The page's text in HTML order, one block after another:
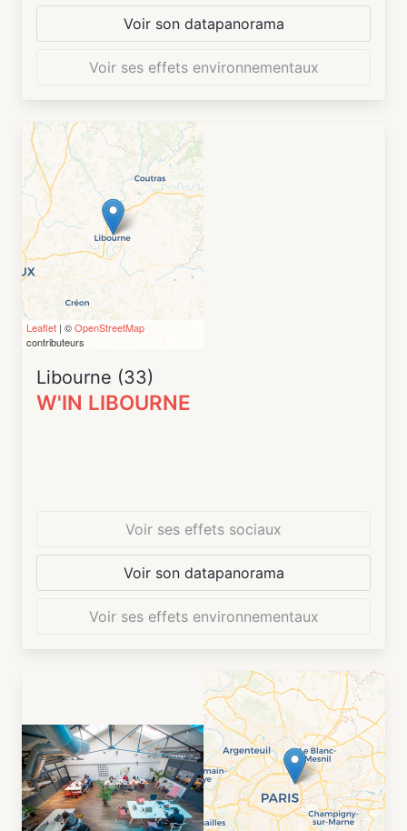
bureaux fermés (4,6,8 ou 12 postes), des postes
de travail ouverts, des salles de réunions, des
L'accès aux espaces est possible en format
Localisé au sein de la plateforme aéroportuaire
d'ORLY, WACANO ORLY bénéficie d'excellentes
conditions d'accès (autoroute, tramway, RER) et
est une porte pour les activités internationales
Enfin WACANO ORLY fait partie du groupe
WACANO (filiale de la CCI Paris Île de France) et
dispose de nombreuses implantations en Île de
France (Paris, Courbevoie, Roissy, Cergy, ...)
accessibles aux membres de la communauté
des WACAPRENEURS
Voir son datapanorama
Voir ses effets environnementaux
Leaflet | ©OpenStreetMap
contributeurs
Libourne (33)
W'IN LIBOURNE
Voir ses effets sociaux
Voir son datapanorama
Voir ses effets environnementaux